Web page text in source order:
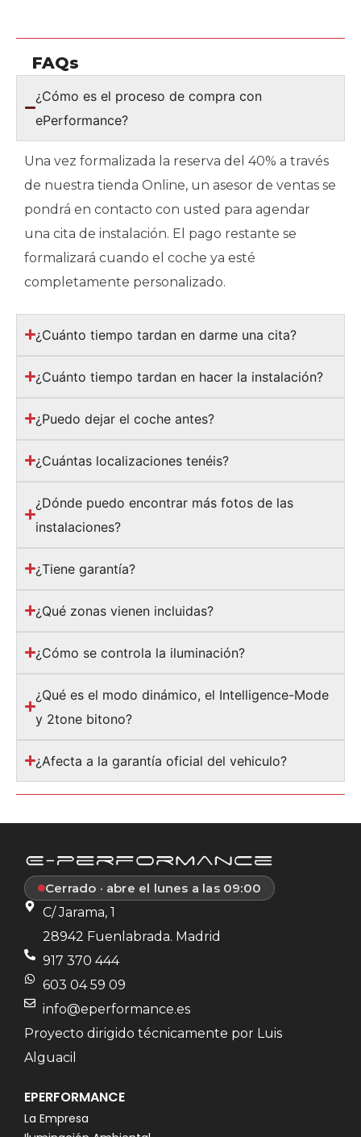
FAQs
¿Cómo es el proceso de compra con
ePerformance?
Una vez formalizada la reserva del 40% a través
de nuestra tienda Online, un asesor de ventas se
pondrá en contacto con usted para agendar
una cita de instalación. El pago restante se
formalizará cuando el coche ya esté
completamente personalizado.
¿Cuánto tiempo tardan en darme una cita?
¿Cuánto tiempo tardan en hacer la instalación?
¿Puedo dejar el coche antes?
¿Cuántas localizaciones tenéis?
¿Dónde puedo encontrar más fotos de las
instalaciones?
¿Tiene garantía?
¿Qué zonas vienen incluidas?
¿Cómo se controla la iluminación?
¿Qué es el modo dinámico, el Intelligence-Mode
y 2tone bitono?
¿Afecta a la garantía oficial del vehiculo?
Cerrado · abre el lunes a las 09:00
C/ Jarama, 1
28942 Fuenlabrada. Madrid
917 370 444
603 04 59 09
info@eperformance.es
Proyecto dirigido técnicamente por Luis
Alguacil
EPERFORMANCE
La Empresa